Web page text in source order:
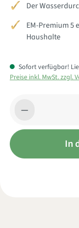
Der
EM-Premium 5
Haushalte
Sofort verfügbar!
Preise inkl. MwSt. zzgl.
Produkt Anzahl:
In